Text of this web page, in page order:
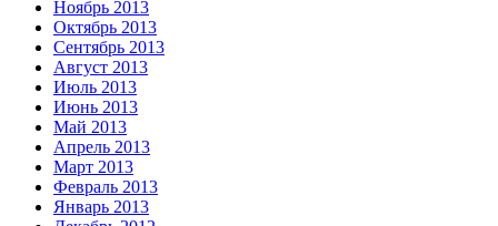
Ноябрь 2013
Октябрь 2013
Сентябрь 2013
Август 2013
Июль 2013
Июнь 2013
Май 2013
Апрель 2013
Март 2013
Февраль 2013
Январь 2013